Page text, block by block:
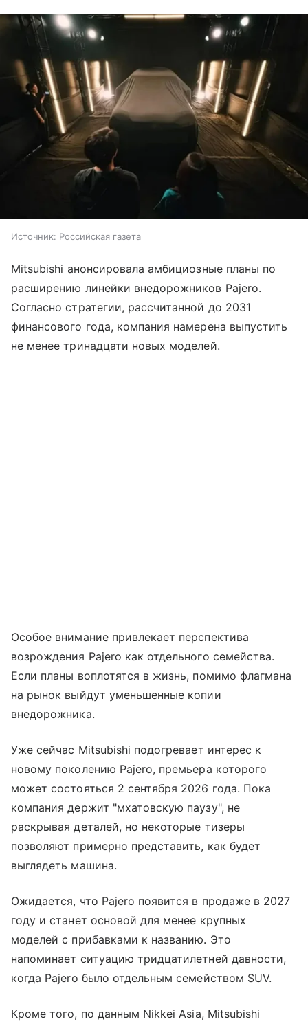
Источник: Российская газета
Mitsubishi анонсировала амбициозные планы по
расширению линейки внедорожников Pajero.
Согласно стратегии, рассчитанной до 2031
финансового года, компания намерена выпустить
не менее тринадцати новых моделей.
Особое внимание привлекает перспектива
возрождения Pajero как отдельного семейства.
Если планы воплотятся в жизнь, помимо флагмана
на рынок выйдут уменьшенные копии
внедорожника.
Уже сейчас Mitsubishi подогревает интерес к
новому поколению Pajero, премьера которого
может состояться 2 сентября 2026 года. Пока
компания держит "мхатовскую паузу", не
раскрывая деталей, но некоторые тизеры
позволяют примерно представить, как будет
выглядеть машина.
Ожидается, что Pajero появится в продаже в 2027
году и станет основой для менее крупных
моделей с прибавками к названию. Это
напоминает ситуацию тридцатилетней давности,
когда Pajero было отдельным семейством SUV.
Кроме того, по данным Nikkei Asia, Mitsubishi